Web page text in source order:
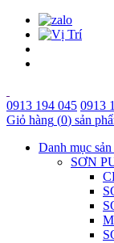
0913 194 045 0913
Giỏ hàng (0) sản
Danh mục
SƠN